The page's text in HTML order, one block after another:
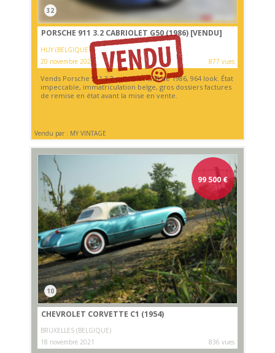
32
PORSCHE 911 3.2 CABRIOLET G50 (1986) [VENDU]
HUY (BELGIQUE)
20 novembre 2021
877 vues
Vends Porsche 911 3.2 cabriolet G50 de 1986, 964 look. État
impeccable, immatriculation belge, gros dossiers factures
de remise en état avant la mise en vente.
Vendu par : MY VINTAGE
99 500 €
10
CHEVROLET CORVETTE C1 (1954)
BRUXELLES (BELGIQUE)
18 novembre 2021
836 vues